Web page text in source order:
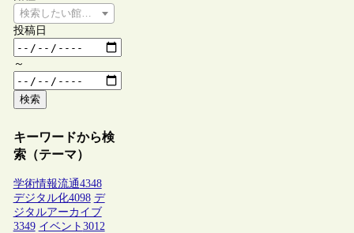
検索したい館種を選択してください
投稿日
～
検索
キーワードから検
索（テーマ）
学術情報流通4348
デジタル化4098 デ
ジタルアーカイブ
3349 イベント 3012